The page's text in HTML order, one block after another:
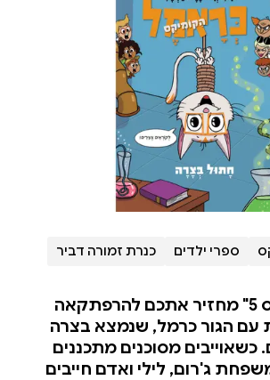
ספרי ילדים כנרת זמורה דביר
"כרמל הקומיקס 5" מחזיר אתכם להרפתקאה
הגור כרמל, שנמצא בצרה
כשאוייבים מסוכנים מתכננים
ג'רום, לילי ואדם חייבים